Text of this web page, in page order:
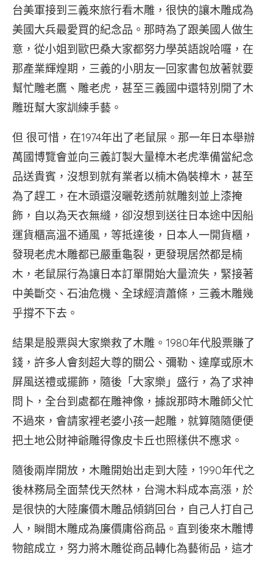
沖
沖。
中
國。
（陳
志
東
攝）
台
灣。
（陳
志
東
攝）
台
灣。
（陳
志
東
攝）
台美軍接到三義來旅行看木雕，很快的讓木雕成為
美國大兵最愛買的紀念品。那時為了跟美國人做生
意，從小姐到歐巴桑大家都努力學英語說哈囉，在
那產業輝煌期，三義的小朋友一回家書包放著就要
幫忙雕老鷹、雕老虎，甚至三義國中還特別開了木
雕班幫大家訓練手藝。
但 很可惜，在1974年出了老鼠屎。那一年日本舉辦
萬國博覽會並向三義訂製大量樟木老虎準備當紀念
品送貴賓，沒想到就有業者以楠木偽裝樟木，甚至
為了趕工，在木頭還沒曬乾透前就雕刻並上漆掩
飾，自以為天衣無縫，卻沒想到送往日本途中因船
運貨櫃高溫不通風，等抵達後，日本人一開貨櫃，
發現老虎木雕都已嚴重龜裂，更發現居然都是楠
木，老鼠屎行為讓日本訂單開始大量流失，緊接著
中美斷交、石油危機、全球經濟蕭條，三義木雕幾
乎撐不下去。
結果是股票與大家樂救了木雕。1980年代股票賺了
錢，許多人會刻超大尊的關公、彌勒、達摩或原木
屏風送禮或擺飾，隨後「大家樂」盛行，為了求神
問卜，全台到處都在雕神像，據說那時木雕師父忙
不過來，會請家裡老婆小孩一起雕，就算隨隨便便
把土地公財神爺雕得像皮卡丘也照樣供不應求。
隨後兩岸開放，木雕開始出走到大陸，1990年代之
後林務局全面禁伐天然林，台灣木料成本高漲，於
是很快的大陸廉價木雕品傾銷回台，自己人打自己
人，瞬間木雕成為廉價庸俗商品。直到後來木雕博
物館成立，努力將木雕從商品轉化為藝術品，這才